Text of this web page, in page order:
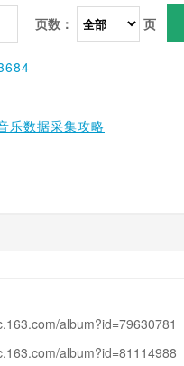
页数：
页
乐数据采集攻略
album?id=79630781
album?id=81114988